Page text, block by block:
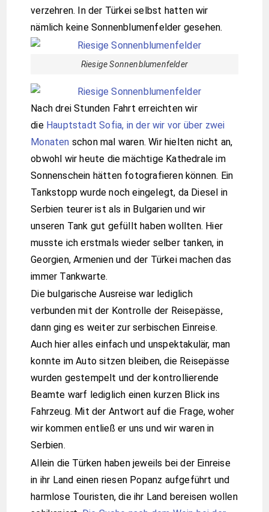
verzehren. In der Türkei selbst hatten wir
nämlich keine Sonnenblumenfelder gesehen.
Riesige Sonnenblumenfelder
Nach drei Stunden Fahrt erreichten wir
die Hauptstadt Sofia, in der wir vor über zwei
Monaten schon mal waren. Wir hielten nicht an,
obwohl wir heute die mächtige Kathedrale im
Sonnenschein hätten fotografieren können. Ein
Tankstopp wurde noch eingelegt, da Diesel in
Serbien teurer ist als in Bulgarien und wir
unseren Tank gut gefüllt haben wollten. Hier
musste ich erstmals wieder selber tanken, in
Georgien, Armenien und der Türkei machen das
immer Tankwarte.
Die bulgarische Ausreise war lediglich
verbunden mit der Kontrolle der Reisepässe,
dann ging es weiter zur serbischen Einreise.
Auch hier alles einfach und unspektakulär, man
konnte im Auto sitzen bleiben, die Reisepässe
wurden gestempelt und der kontrollierende
Beamte warf lediglich einen kurzen Blick ins
Fahrzeug. Mit der Antwort auf die Frage, woher
wir kommen entließ er uns und wir waren in
Serbien.
Allein die Türken haben jeweils bei der Einreise
in ihr Land einen riesen Popanz aufgeführt und
harmlose Touristen, die ihr Land bereisen wollen